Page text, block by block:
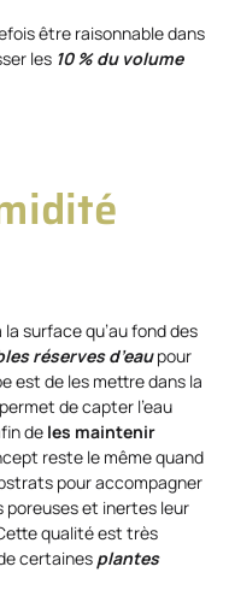
être raisonnable dans
les 10 % du volume
surface qu’au fond des
réserves d’eaupour
est de les mettre dans la
de capter l’eau
de les maintenir
reste le même quand
pour accompagner
et inertes leur
qualité est très
certaines plantes